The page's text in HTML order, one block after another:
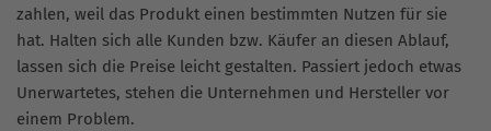
zahlen, weil das Produkt einen bestimmten Nutzen für sie
hat. Halten sich alle Kunden bzw. Käufer an diesen Ablauf,
lassen sich die Preise leicht gestalten. Passiert jedoch etwas
Unerwartetes, stehen die Unternehmen und Hersteller vor
einem Problem.